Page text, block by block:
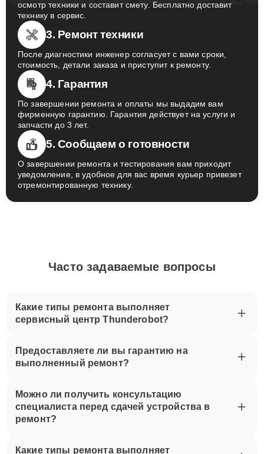
осмотр техники и составит смету. Бесплатно доставит
технику в сервис.
3. Ремонт техники
После диагностики инженер согласует с вами сроки,
стоимость, детали заказа и приступит к ремонту.
4. Гарантия
По завершении ремонта и оплаты мы выдадим вам
фирменную гарантию. Гарантия действует на услуги и
запчасти до 3 лет.
5. Сообщаем о готовности
О завершении ремонта и тестирования вам приходит
уведомление, в удобное для вас время курьер привезет
отремонтированную технику.
Часто задаваемые вопросы
Какие типы ремонта выполняет
сервисный центр Thunderobot?
Предоставляете ли вы гарантию на
выполненный ремонт?
Можно ли получить консультацию
специалиста перед сдачей устройства в
ремонт?
Какие типы ремонта выполняет